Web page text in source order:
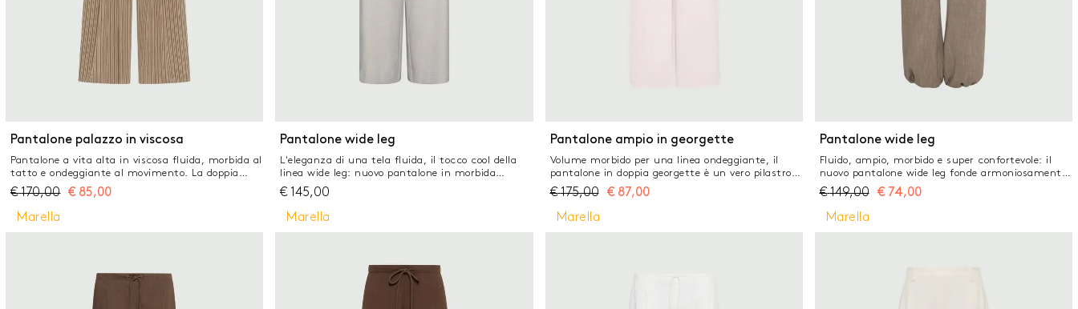
Xl
ELIMINA FILTRI FILTRA
CHIUDI FILTRI
Pantalone palazzo in viscosa
Pantalone a vita alta in viscosa fluida, morbida al
tatto e ondeggiante al movimento. La doppia
pince e il volume ampio sulla gamba propongono
look dal taglio attuale, da completare con
camicia e blazer. Tessuto principale contenente
materie prime derivanti dalla cellulosa del legno,
laterali alla francese e posteriori a filetto Piega
stirata fronte e retro
€ 170,00 € 85,00
Pantalone wide leg
L'eleganza di una tela fluida, il tocco cool della
linea wide leg: nuovo pantalone in morbida
viscosa stretch, con linea pulita sulla vita.
Versatilità quotidiana, da completare con
camicia leggera o il gilet coordinato con nodo.
Pantalone in tela di misto viscosa stretch Fit
€ 145,00
Pantalone ampio in georgette
Volume morbido per una linea ondeggiante, il
pantalone in doppia georgette è un vero pilastro
del guardaroba elegante. Con dettagli sartoriali e
dettaglio elastico sul retro per un fit sempre
perfetto. Il capo fa parte della capsule Selected
By Deema Al Asadi Pantalone in doppia georgette
€ 175,00 € 87,00
Pantalone wide leg
Fluido, ampio, morbido e super confortevole: il
nuovo pantalone wide leg fonde armoniosamente
allure metropolitana e dettagli curati, come la
coulisse al fondo con piccolo stopper metallico.
Pantalone in misto viscosa tinto filo stretch Fit
ampio Chiusura frontale con gancio a uomo in
€ 149,00 € 74,00
Marella Marella Marella Marella